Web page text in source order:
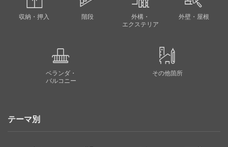
収納・押入 階段
外構・
エクステリア
外壁・屋根
ベランダ・
バルコニー
その他箇所
テーマ別